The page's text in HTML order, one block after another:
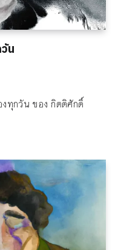
น
ทุกวัน ของ กิตติศักดิ์